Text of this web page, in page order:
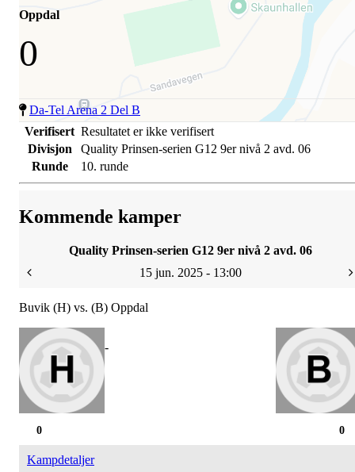
Oppdal
0
Da-Tel Arena 2 Del B
Verifisert Resultatet er ikke verifisert
Divisjon
Quality Prinsen-serien G12 9er nivå 2 avd. 06
Runde
10. runde
Kommende kamper
Quality Prinsen-serien G12 9er nivå 2 avd. 06
15 jun. 2025 - 13:00
Buvik (H) vs. (B) Oppdal
-
0
0
Kampdetaljer